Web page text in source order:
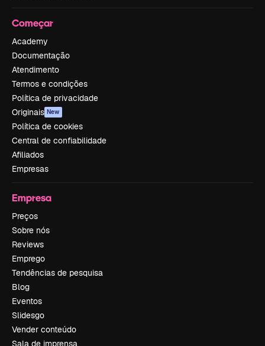
Começar
Academy
Documentação
Atendimento
Termos e condições
Política de privacidade
Originais New
Política de cookies
Central de confiabilidade
Afiliados
Empresas
Empresa
Preços
Sobre nós
Reviews
Emprego
Tendências de pesquisa
Blog
Eventos
Slidesgo
Vender conteúdo
Sala de imprensa